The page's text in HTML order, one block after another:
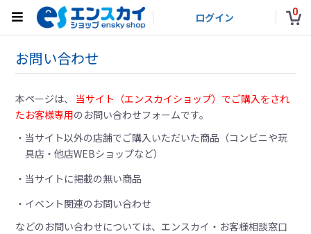
ログイン 0
お問い合わせ
本ページは、 当サイト（エンスカイショップ）でご購入をされ
たお客様専用のお問い合わせフォームです。
当サイト以外の店舗でご購入いただいた商品（コンビニや玩
具店・他店WEBショップなど）
当サイトに掲載の無い商品
イベント関連のお問い合わせ
などのお問い合わせについては、エンスカイ・お客様相談窓口